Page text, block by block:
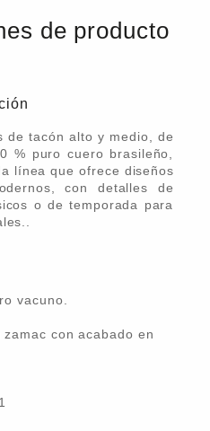
de producto
de tacón alto y medio, de
% puro cuero brasileño,
línea que ofrece diseños
con detalles de
o de temporada para
vacuno.
con acabado en